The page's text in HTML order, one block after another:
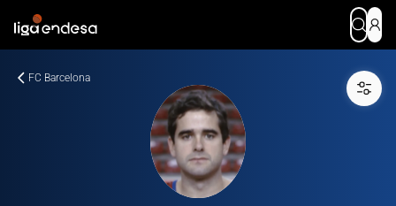
FC Barcelona